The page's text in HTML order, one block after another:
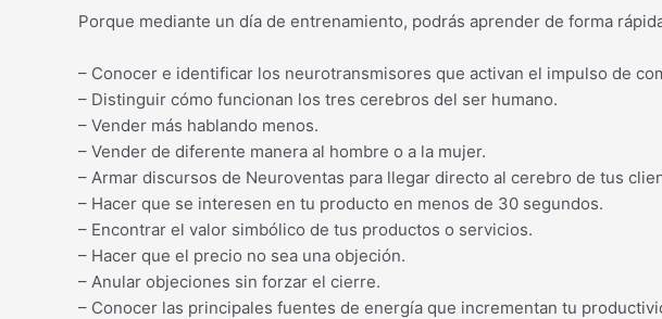
Porque mediante un día de entrenamiento, podrás aprender de forma
– Conocer e identificar los neurotransmisores que activan el impulso de
– Distinguir cómo funcionan los tres cerebros del ser humano.
– Vender más hablando menos.
– Vender de diferente manera al hombre o a la mujer.
– Armar discursos de Neuroventas para llegar directo al cerebro de tus
– Hacer que se interesen en tu producto en menos de 30 segundos.
– Encontrar el valor simbólico de tus productos o servicios.
– Hacer que el precio no sea una objeción.
– Anular objeciones sin forzar el cierre.
– Conocer las principales fuentes de energía que incrementan tu